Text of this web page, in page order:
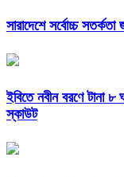
সারাদেশে সর্বোচ্চ
ইবিতে নবীন বরণে টানা ৮
স্কাউট